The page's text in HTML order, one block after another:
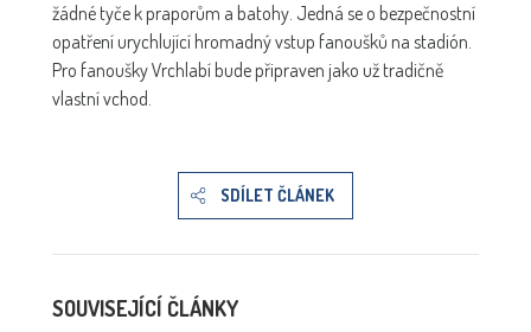
žádné tyče k praporům a batohy. Jedná se o bezpečnostní
opatření urychlující hromadný vstup fanoušků na stadión.
Pro fanoušky Vrchlabí bude připraven jako už tradičně
vlastní vchod.
SDÍLET ČLÁNEK
SOUVISEJÍCÍ ČLÁNKY